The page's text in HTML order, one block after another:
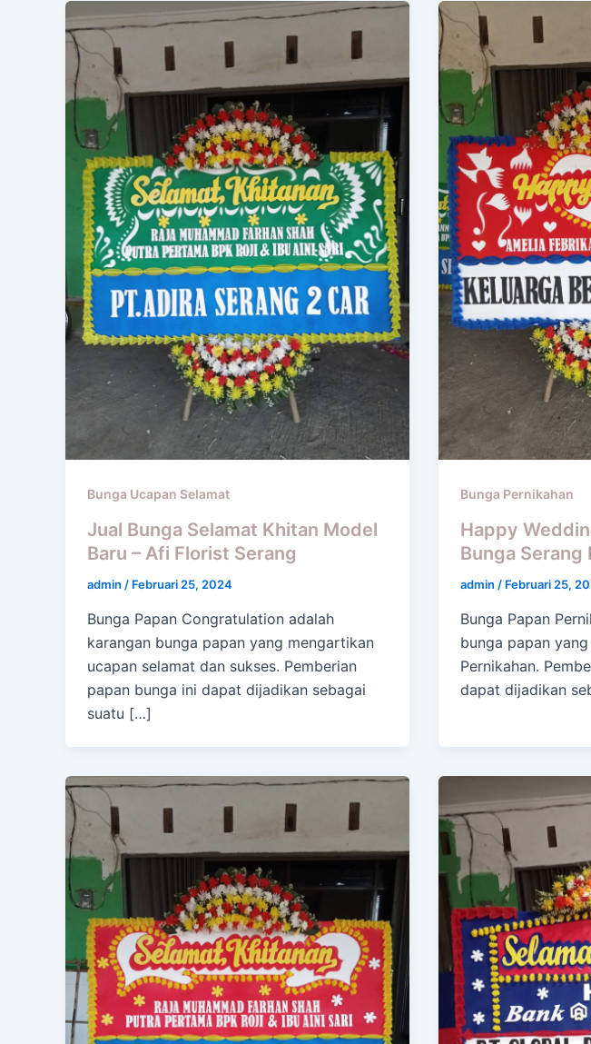
Bunga Ucapan Selamat
Jual Bunga Selamat Khitan Model
Baru – Afi Florist Serang
admin / Februari 25, 2024
Bunga Papan Congratulation adalah
karangan bunga papan yang mengartikan
ucapan selamat dan sukses. Pemberian
papan bunga ini dapat dijadikan sebagai
suatu […]
Bunga Pernikahan
Happy
Bunga
admin / Februari 25,
Bunga Papan
bunga papan
Pernikahan.
dapat dijadikan